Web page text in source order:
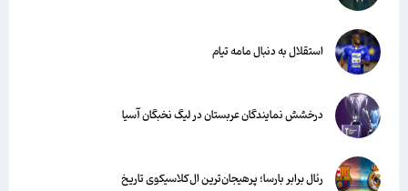
استقلال به دنبال مامه تیام
درخشش نمایندگان عربستان در لیگ نخبگان آسیا
رئال برابر بارسا؛ پرهیجان‌‌ترین ال‌کلاسیکوی تاریخ